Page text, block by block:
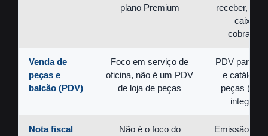
plano Premium
receber,
caixa e
Venda de
peças e
balcão (PDV)
Foco em serviço de
oficina, não é um PDV
de loja de peças
PDV para
e catálogo
peças
integrado
Nota fiscal
Não é o foco do
Emissão de